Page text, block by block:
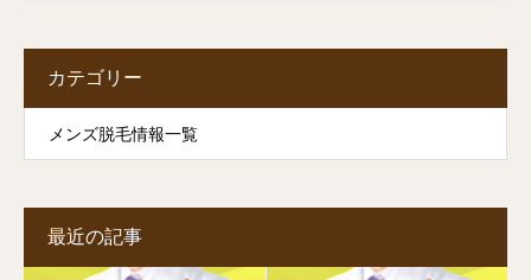
カテゴリー
メンズ脱毛情報一覧
最近の記事